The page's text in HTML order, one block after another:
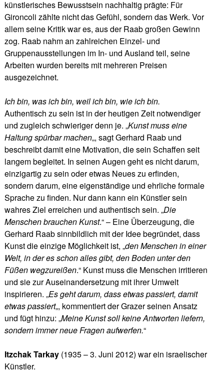
künstlerisches Bewusstsein nachhaltig prägte: Für
Gironcoli zählte nicht das Gefühl, sondern das Werk. Vor
allem seine Kritik war es, aus der Raab großen Gewinn
zog. Raab nahm an zahlreichen Einzel- und
Gruppenausstellungen im In- und Ausland teil, seine
Arbeiten wurden bereits mit mehreren Preisen
ausgezeichnet.
Ich bin, was ich bin, weil ich bin, wie ich bin.
Authentisch zu sein ist in der heutigen Zeit notwendiger
und zugleich schwieriger denn je. „Kunst muss eine
Haltung spürbar machen„, sagt Gerhard Raab und
beschreibt damit eine Motivation, die sein Schaffen seit
langem begleitet. In seinen Augen geht es nicht darum,
einzigartig zu sein oder etwas Neues zu erfinden,
sondern darum, eine eigenständige und ehrliche formale
Sprache zu finden. Nur dann kann ein Künstler sein
wahres Ziel erreichen und authentisch sein. „Die
Menschen brauchen Kunst.“ – Eine Überzeugung, die
Gerhard Raab sinnbildlich mit der Idee begründet, dass
Kunst die einzige Möglichkeit ist, „den Menschen in einer
Welt, in der es schon alles gibt, den Boden unter den
Füßen wegzureißen.“ Kunst muss die Menschen irritieren
und sie zur Auseinandersetzung mit ihrer Umwelt
inspirieren. „Es geht darum, dass etwas passiert, damit
etwas passiert„, kommentiert der Grazer seinen Ansatz
und fügt hinzu: „Meine Kunst soll keine Antworten liefern,
sondern immer neue Fragen aufwerfen.“
Itzchak Tarkay(1935 – 3. Juni 2012) war ein israelischer
Künstler.